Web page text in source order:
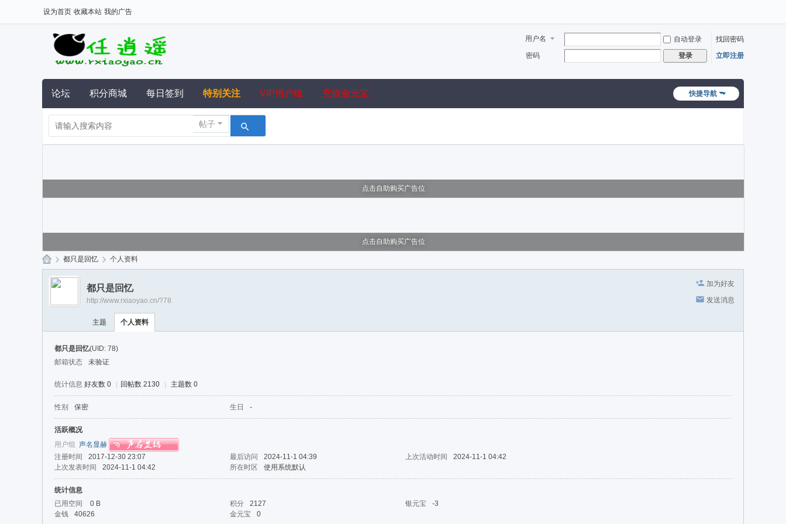
设为首页 收藏本站 我的广告
用户名 自动登录
找回密码
密码
登录 立即注册
快捷导航
论坛 积分商城 每日签到 特别关注 VIP用户组 充值金元宝
帖子
点击自助购买广告位
点击自助购买广告位
任
遥
› 都只是回忆 › 个人资料
加为好友
发送消息
都只是回忆
http://www.rxiaoyao.cn/?78
主题 个人资料
都只是回忆(UID: 78)
邮箱状态
未验证
统计信息 好友数 0 回帖数 2130 主题数 0
性别 保密 生日 -
活跃概况
用户组 声名显赫
注册时间
2017-12-30 23:07 最后访问 2024-11-1 04:39 上次活动时间
2024-11-1 04:42
上次发表时间
2024-11-1 04:42 所在时区 使用系统默认
统计信息
已用空间
0 B 积分 2127 银元宝
-3
金钱
40626 金元宝 0